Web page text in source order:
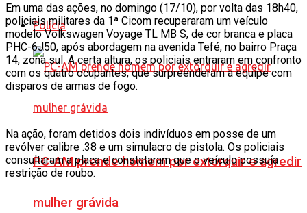
Polícia
PC-AM prende homem por extorquir e agredir
mulher grávida
Em uma das ações, no domingo (17/10), por volta das 18h40,
policiais militares da 1ª Cicom recuperaram um veículo
modelo Volkswagen Voyage TL MB S, de cor branca e placa
PHC-6J50, após abordagem na avenida Tefé, no bairro Praça
14, zona sul. A certa altura, os policiais entraram em confronto
com os quatro ocupantes, que surpreenderam a equipe com
disparos de armas de fogo.
Na ação, foram detidos dois indivíduos em posse de um
revólver calibre .38 e um simulacro de pistola. Os policiais
consultaram a placa e constataram que o veículo possuía
restrição de roubo.